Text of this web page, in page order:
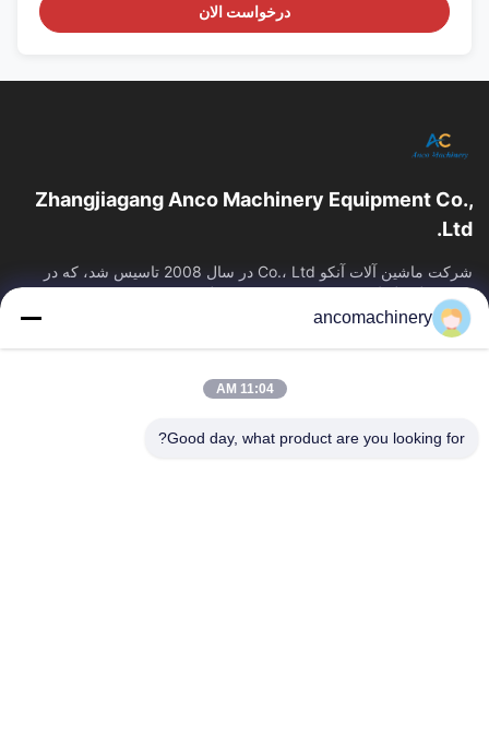
درخواست الان
Zhangjiagang Anco Machinery Equipment Co.,
Ltd.
شرکت ماشین آلات آنکو Co.، Ltd در سال 2008 تاسیس شد، که در
شهر ژانگژیاگانگ، شهر سوژو، استان جیانگسو واقع شده است.
پیوندهای سریع
دربارهی ما
کارخانه تور
کنترل کیفیت
ancomachinery
11:04 AM
Good day, what product are you looking for?